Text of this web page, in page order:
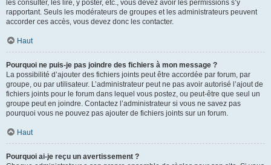
les consulter, les lire, y poster, etc., vous devez avoir les permissions s’y
rapportant. Seuls les modérateurs de groupes et les administrateurs peuvent
accorder ces accès, vous devez donc les contacter.
Haut
Pourquoi ne puis-je pas joindre des fichiers à mon message ?
La possibilité d’ajouter des fichiers joints peut être accordée par forum, par
groupe, ou par utilisateur. L’administrateur peut ne pas avoir autorisé l’ajout de
fichiers joints pour le forum dans lequel vous postez, ou peut-être que seul un
groupe peut en joindre. Contactez l’administrateur si vous ne savez pas
pourquoi vous ne pouvez pas ajouter de fichiers joints sur un forum.
Haut
Pourquoi ai-je reçu un avertissement ?